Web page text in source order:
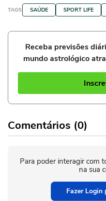
TAGS SAÚDE SPORT LIFE
Receba previsões
mundo astrológico
Comentários (0)
Para poder interagir com
na sua
Fazer